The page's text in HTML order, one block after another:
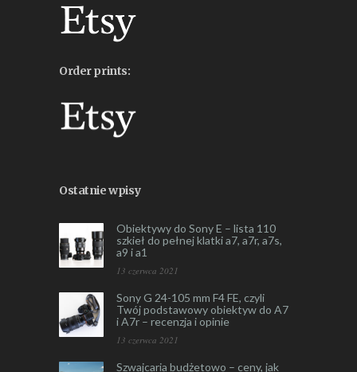
Order prints:
Ostatnie wpisy
Obiektywy do Sony E – lista 110
szkieł do pełnej klatki a7, a7r, a7s,
a9 i a1
13 czerwca 2021
Sony G 24-105 mm F4 FE, czyli
Twój podstawowy obiektyw do A7
i A7r – recenzja i opinie
13 czerwca 2021
Szwajcaria budżetowo – ceny, jak